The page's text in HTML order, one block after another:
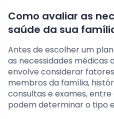
Como avaliar as
saúde da sua
Antes de escolher um
as necessidades médicas
envolve considerar
membros da família,
consultas e exames,
podem determinar o tipo